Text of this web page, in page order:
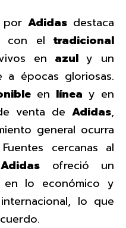
porAdidas destaca
con el tradicional
en azuly un
a épocas gloriosas.
en línea y en
venta de Adidas,
general ocurra
cercanas al
Adidas ofreció un
en lo económico y
lo que